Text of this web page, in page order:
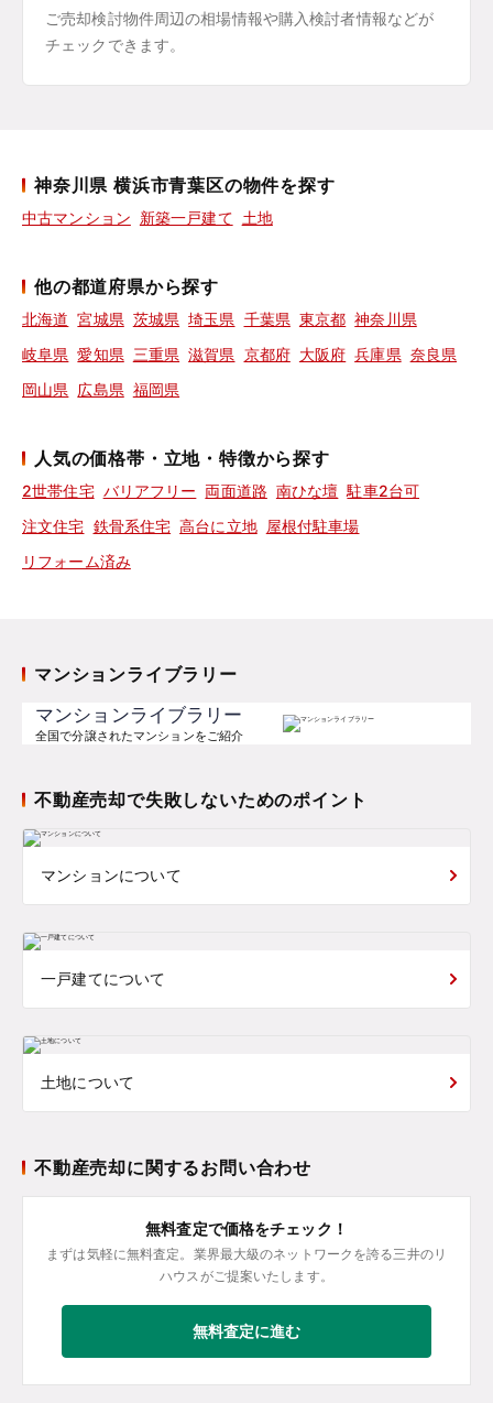
ご売却検討物件周辺の相場情報や購入検討者情報などが
チェックできます。
神奈川県 横浜市青葉区の物件を探す
中古マンション 新築一戸建て 土地
他の都道府県から探す
北海道 宮城県 茨城県 埼玉県 千葉県 東京都 神奈川県
岐阜県 愛知県 三重県 滋賀県 京都府 大阪府 兵庫県 奈良県
岡山県 広島県 福岡県
人気の価格帯・立地・特徴から探す
2世帯住宅 バリアフリー 両面道路 南ひな壇 駐車2台可
注文住宅 鉄骨系住宅 高台に立地 屋根付駐車場
リフォーム済み
マンションライブラリー
マンションライブラリー
全国で分譲されたマンションをご紹介
不動産売却で失敗しないためのポイント
マンションについて
一戸建てについて
土地について
不動産売却に関するお問い合わせ
無料査定で価格をチェック！
まずは気軽に無料査定。業界最大級のネットワークを誇る三井のリ
ハウスがご提案いたします。
無料査定に進む